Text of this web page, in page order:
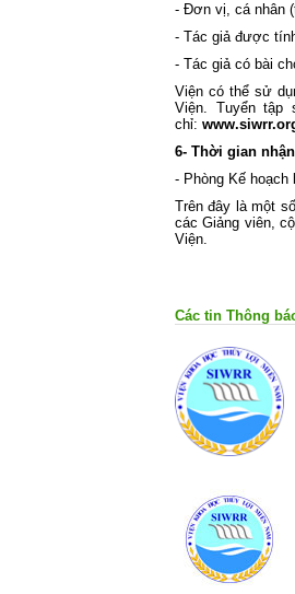
- Đơn vị, cá nhân
- Tác giả được
- Tác giả có bài
Viện có thể sử
Viện. Tuyển tập
chỉ:
6- Thời gian
- Phòng Kế hoạch
Trên đây là một
các Giảng viên,
Viện.
Các tin Thông